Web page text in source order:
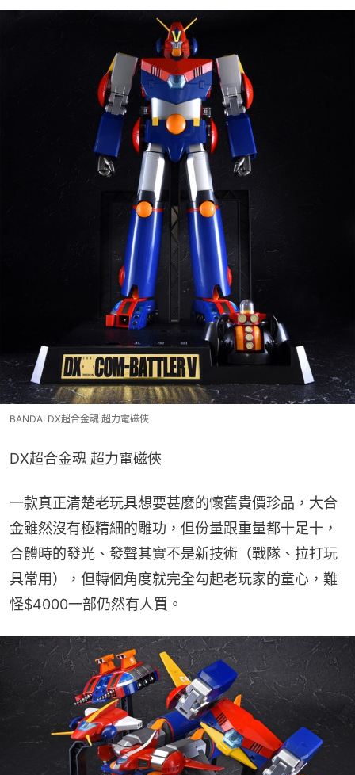
BANDAI DX超合金魂 超力電磁俠
DX超合金魂 超力電磁俠
一款真正清楚老玩具想要甚麼的懷舊貴價珍品，大合
金雖然沒有極精細的雕功，但份量跟重量都十足十，
合體時的發光、發聲其實不是新技術（戰隊、拉打玩
具常用），但轉個角度就完全勾起老玩家的童心，難
怪$4000一部仍然有人買。